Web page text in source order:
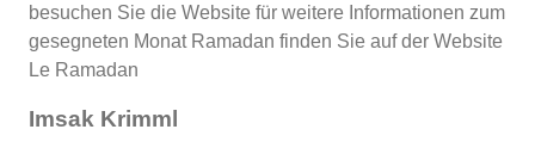
besuchen Sie die Website für weitere Informationen zum
gesegneten Monat Ramadan finden Sie auf der Website
Le Ramadan
Imsak Krimml